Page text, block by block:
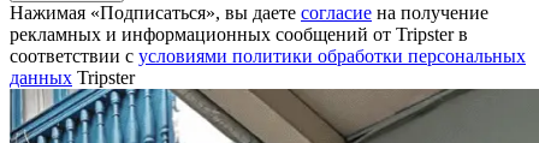
Нажимая «Подписаться», вы даете согласие на получение
рекламных и информационных сообщений от Tripster в
соответствии c условиями политики обработки персональных
данных Tripster